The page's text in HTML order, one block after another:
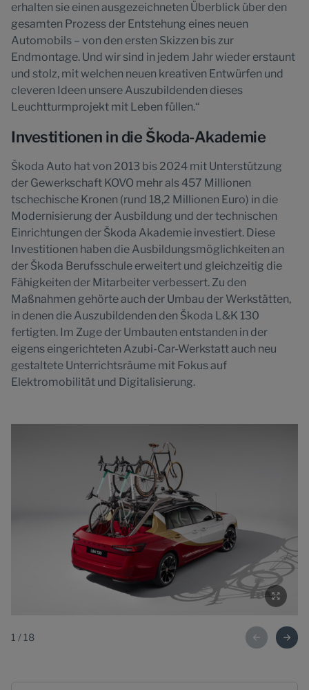
erhalten sie einen ausgezeichneten Überblick über den
gesamten Prozess der Entstehung eines neuen
Automobils – von den ersten Skizzen bis zur
Endmontage. Und wir sind in jedem Jahr wieder erstaunt
und stolz, mit welchen neuen kreativen Entwürfen und
cleveren Ideen unsere Auszubildenden dieses
Leuchtturmprojekt mit Leben füllen.“
Investitionen in die Škoda-Akademie
Škoda Auto hat von 2013 bis 2024 mit Unterstützung
der Gewerkschaft KOVO mehr als 457 Millionen
tschechische Kronen (rund 18,2 Millionen Euro) in die
Modernisierung der Ausbildung und der technischen
Einrichtungen der Škoda Akademie investiert. Diese
Investitionen haben die Ausbildungsmöglichkeiten an
der Škoda Berufsschule erweitert und gleichzeitig die
Fähigkeiten der Mitarbeiter verbessert. Zu den
Maßnahmen gehörte auch der Umbau der Werkstätten,
in denen die Auszubildenden den Škoda L&K 130
fertigten. Im Zuge der Umbauten entstanden in der
eigens eingerichteten Azubi-Car-Werkstatt auch neu
gestaltete Unterrichtsräume mit Fokus auf
Elektromobilität und Digitalisierung.
1 / 18